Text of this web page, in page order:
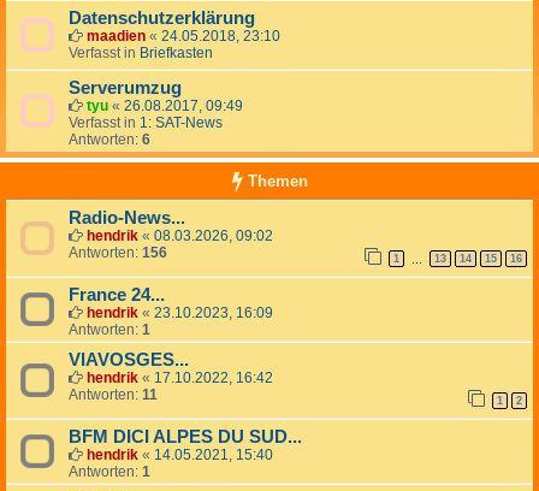
Datenschutzerklärung
maadien « 24.05.2018, 23:10
Verfasst in Briefkasten
Serverumzug
tyu « 26.08.2017, 09:49
Verfasst in 1: SAT-News
Antworten: 6
Themen
Radio-News...
hendrik « 08.03.2026, 09:02
Antworten: 156 1 … 13 14 15 16
France 24...
hendrik « 23.10.2023, 16:09
Antworten: 1
VIAVOSGES...
hendrik « 17.10.2022, 16:42
Antworten: 11 1 2
BFM DICI ALPES DU SUD...
hendrik « 14.05.2021, 15:40
Antworten: 1